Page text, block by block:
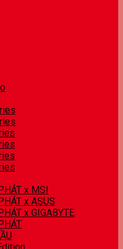
x MSI
x ASUS
x GIGABYTE